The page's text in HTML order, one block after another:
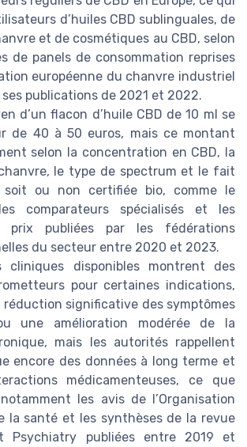
d’huiles CBD sublinguales, de
et de cosmétiques au CBD, selon
de panels de consommation reprises
européenne du chanvre industriel
ses publications de 2021 et 2022.
d’un flacon d’huile CBD de 10 ml se
de 40 à 50 euros, mais ce montant
selon la concentration en CBD, la
le type de spectrum et le fait
soit ou non certifiée bio, comme le
comparateurs spécialisés et les
prix publiées par les fédérations
du secteur entre 2020 et 2023.
cliniques disponibles montrent des
pour certaines indications,
réduction significative des symptômes
une amélioration modérée de la
mais les autorités rappellent
encore des données à long terme et
médicamenteuses, ce que
les avis de l’Organisation
la santé et les synthèses de la revue
Psychiatry publiées entre 2019 et